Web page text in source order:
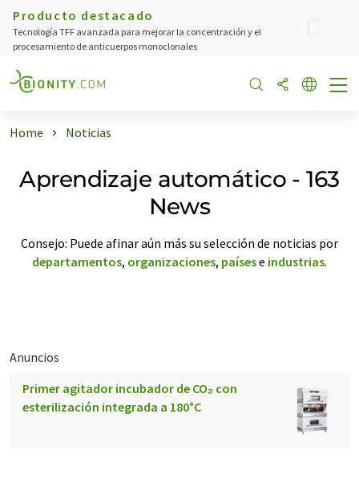
Producto destacado
Tecnología TFF avanzada para mejorar la concentración y el
procesamiento de anticuerpos monoclonales
Home Noticias
Aprendizaje automático - 163
News
Consejo: Puede afinar aún más su selección de noticias por
departamentos, organizaciones, paísese industrias.
Anuncios
Primer agitador incubador de CO₂ con
esterilización integrada a 180°C